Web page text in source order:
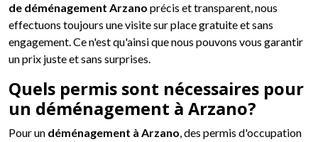
de déménagement Arzano précis et transparent, nous
effectuons toujours une visite sur place gratuite et sans
engagement. Ce n'est qu'ainsi que nous pouvons vous garantir
un prix juste et sans surprises.
Quels permis sont nécessaires pour
un déménagement à Arzano?
Pour un déménagement à Arzano, des permis d'occupation